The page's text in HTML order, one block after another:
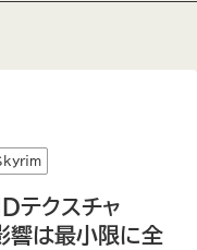
テクスチャ
は最小限に全